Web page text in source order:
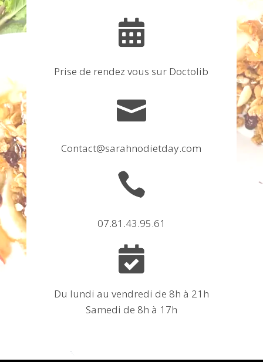

Prise de rendez vous sur Doctolib

Contact@sarahnodietday.com

07.81.43.95.61

Du lundi au vendredi de 8h à 21h
Samedi de 8h à 17h